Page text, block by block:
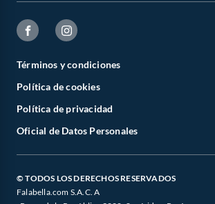
Términos y condiciones
Política de cookies
Política de privacidad
Oficial de Datos Personales
© TODOS LOS DERECHOS RESERVADOS
Falabella.com S.A.C. A